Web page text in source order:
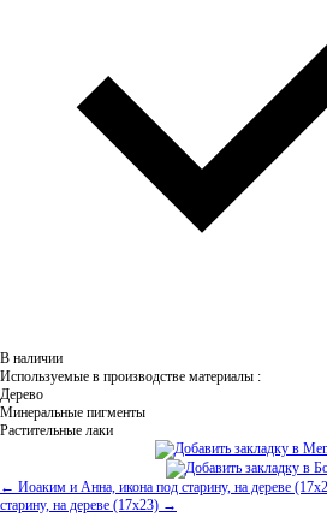
В наличии
Используемые в производстве материалы :
Дерево
Минеральные пигменты
Растительные лаки
← Иоаким и Анна, икона под старину, на дереве
старину, на дереве (17х23) →